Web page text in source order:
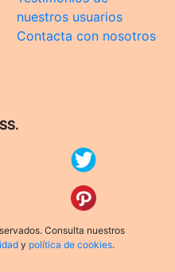
nuestros usuarios
Contacta con nosotros
Consulta nuestros
y política de cookies.